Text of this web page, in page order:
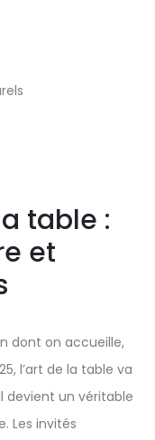
table :
et
dont on accueille,
l’art de la table va
devient un véritable
Les invités